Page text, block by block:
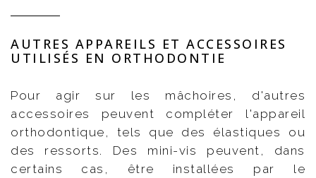
AUTRES APPAREILS ET ACCESSOIRES
UTILISÉS EN ORTHODONTIE
Pour agir sur les mâchoires, d'autres
accessoires peuvent compléter l'appareil
orthodontique, tels que des élastiques ou
des ressorts. Des mini-vis peuvent, dans
certains cas, être installées par le